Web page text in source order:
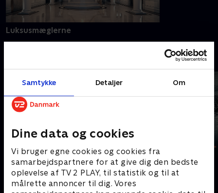
Samtykke Detaljer Om
Dine data og cookies
Vi bruger egne cookies og cookies fra
samarbejdspartnere for at give dig den bedste
oplevelse af TV 2 PLAY, til statistik og til at
målrette annoncer til dig. Vores
Livet på
Senest tilføjet livsstil